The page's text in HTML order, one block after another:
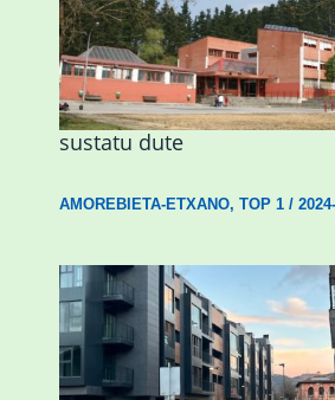
Amorebietak eta Eusko
Urritxen institutu berri bat
sustatu dute
AMOREBIETA-ETXANO, TOP 1/